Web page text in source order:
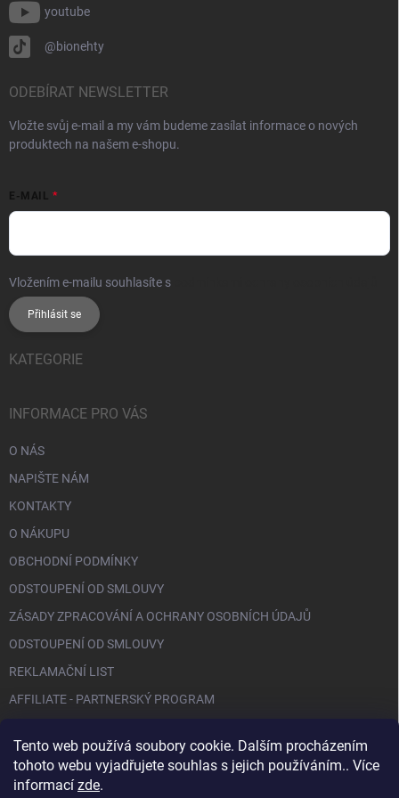
Tento web používá soubory cookie. Dalším procházením
tohoto webu vyjadřujete souhlas s jejich používáním.. Více
informací zde.
youtube
@bionehty
ODEBÍRAT NEWSLETTER
Vložte svůj e-mail a my vám budeme zasílat informace o nových
produktech na našem e-shopu.
E-MAIL
Vložením e-mailu souhlasíte s
Přihlásit se
KATEGORIE
INFORMACE PRO VÁS
O NÁS
NAPIŠTE NÁM
KONTAKTY
O NÁKUPU
OBCHODNÍ PODMÍNKY
ODSTOUPENÍ OD SMLOUVY
ZÁSADY ZPRACOVÁNÍ A OCHRANY OSOBNÍCH ÚDAJŮ
ODSTOUPENÍ OD SMLOUVY
REKLAMAČNÍ LIST
AFFILIATE - PARTNERSKÝ PROGRAM
FACEBOOK